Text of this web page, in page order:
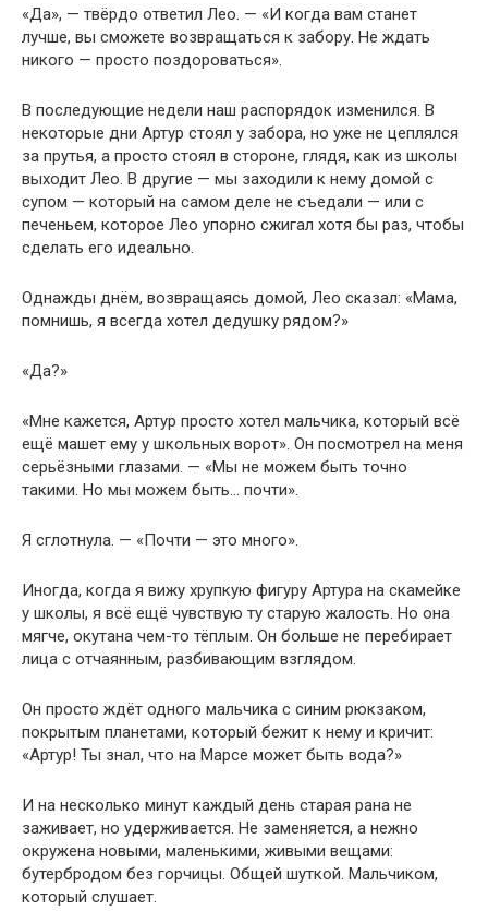
«Да», — твёрдо ответил Лео. — «И когда вам станет
лучше, вы сможете возвращаться к забору. Не ждать
никого — просто поздороваться».
В последующие недели наш распорядок изменился. В
некоторые дни Артур стоял у забора, но уже не цеплялся
за прутья, а просто стоял в стороне, глядя, как из школы
выходит Лео. В другие — мы заходили к нему домой с
супом — который на самом деле не съедали — или с
печеньем, которое Лео упорно сжигал хотя бы раз, чтобы
сделать его идеально.
Однажды днём, возвращаясь домой, Лео сказал: «Мама,
помнишь, я всегда хотел дедушку рядом?»
«Да?»
«Мне кажется, Артур просто хотел мальчика, который всё
ещё машет ему у школьных ворот». Он посмотрел на меня
серьёзными глазами. — «Мы не можем быть точно
такими. Но мы можем быть… почти».
Я сглотнула. — «Почти — это много».
Иногда, когда я вижу хрупкую фигуру Артура на скамейке
у школы, я всё ещё чувствую ту старую жалость. Но она
мягче, окутана чем-то тёплым. Он больше не перебирает
лица с отчаянным, разбивающим взглядом.
Он просто ждёт одного мальчика с синим рюкзаком,
покрытым планетами, который бежит к нему и кричит:
«Артур! Ты знал, что на Марсе может быть вода?»
И на несколько минут каждый день старая рана не
заживает, но удерживается. Не заменяется, а нежно
окружена новыми, маленькими, живыми вещами:
бутербродом без горчицы. Общей шуткой. Мальчиком,
который слушает.